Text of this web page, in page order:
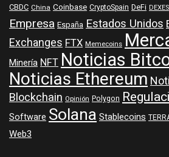
CBDC China Coinbase CryptoSpain DeFi DEXES
Empresa España Estados Unidos
Exchanges FTX Memecoins
Minería NFTNoticias
Noticias Ethereum
Blockchain Opinión Polygon
Software Solana Stablecoins
Web3